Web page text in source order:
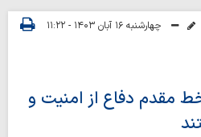
چهارشنبه ۱۶ آبان ۱۴۰۳ - ۱۱:۲۲
مقدم دفاع از امنیت و